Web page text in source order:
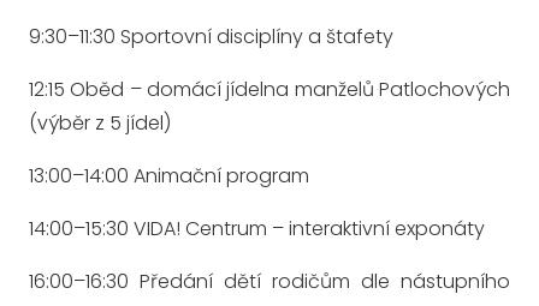
9:30–11:30 Sportovní disciplíny a štafety
12:15 Oběd – domácí jídelna manželů Patlochových
(výběr z 5 jídel)
13:00–14:00 Animační program
14:00–15:30 VIDA! Centrum – interaktivní exponáty
16:00–16:30 Předání dětí rodičům dle nástupního